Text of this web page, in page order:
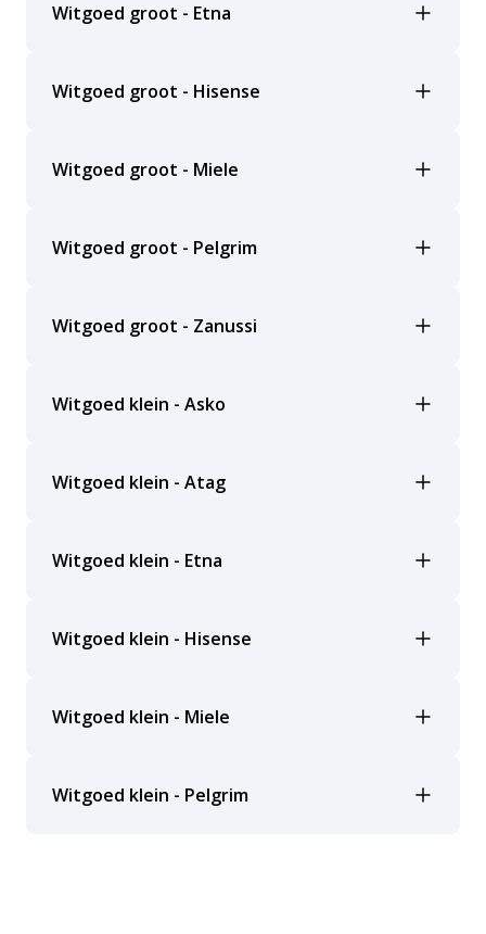
Witgoed groot - Etna
Witgoed groot - Hisense
Witgoed groot - Miele
Witgoed groot - Pelgrim
Witgoed groot - Zanussi
Witgoed klein - Asko
Witgoed klein - Atag
Witgoed klein - Etna
Witgoed klein - Hisense
Witgoed klein - Miele
Witgoed klein - Pelgrim